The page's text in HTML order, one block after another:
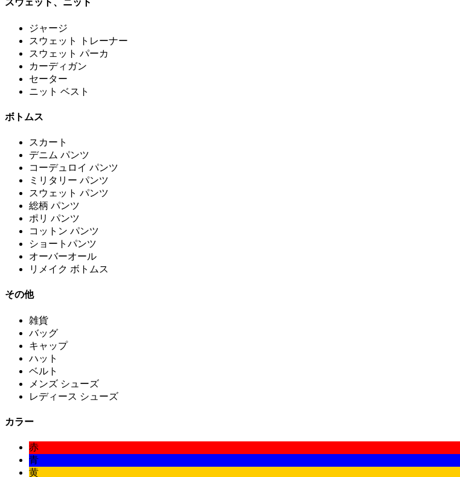
スウェット、ニット
ジャージ
スウェット トレーナー
スウェット パーカ
カーディガン
セーター
ニット ベスト
ボトムス
スカート
デニム パンツ
コーデュロイ パンツ
ミリタリー パンツ
スウェット パンツ
総柄 パンツ
ポリ パンツ
コットン パンツ
ショートパンツ
オーバーオール
リメイク ボトムス
その他
雑貨
バッグ
キャップ
ハット
ベルト
メンズ シューズ
レディース シューズ
カラー
赤
青
黄